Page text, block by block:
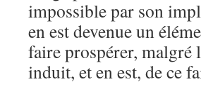
impossible par son
en est devenue un
faire prospérer, malgré
induit, et en est, de ce